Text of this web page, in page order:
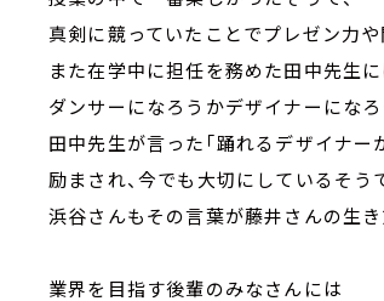
真剣に競っていたことでプレゼン力
また在学中に担任を務めた田中先生
ダンサーになろうかデザイナーにな
田中先生が言った｢踊れるデザイナ
励まされ、今でも大切にしているそう
浜谷さんもその言葉が藤井さんの生
業界を目指す後輩のみなさんには